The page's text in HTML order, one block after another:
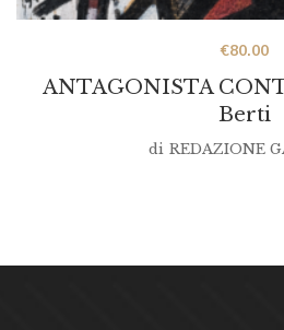
ANTAGONISTA
Berti
€80.00
di REDAZIONE